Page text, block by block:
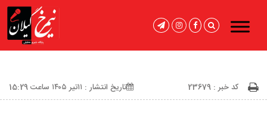
کد خبر : 23679 تاریخ انتشار : ۱۱تیر ۱۴۰۵ ساعت 15:29